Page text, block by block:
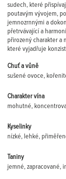
sudech, které
poutavým vývojem,
jemnozrnnými a
přetrvávající a
přirozený charakter a
které vyjadřuje
Chuť a vůně
sušené ovoce,
Charakter vína
mohutné,
Kyselinky
nízké, lehké,
Taniny
jemné, zapracované,